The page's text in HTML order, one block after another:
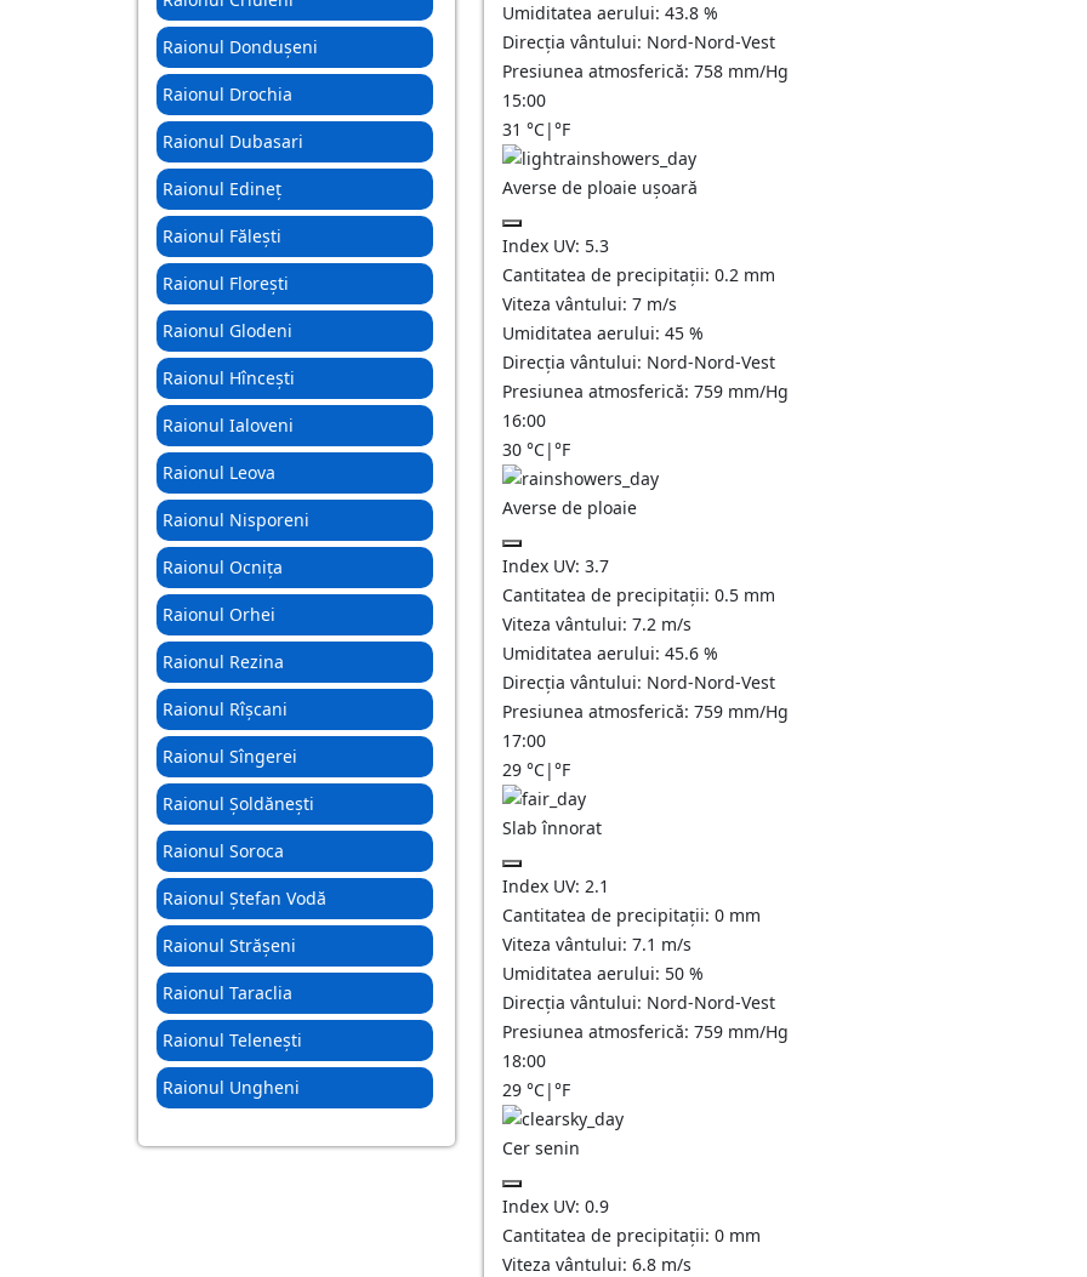
Raionul Dondușeni
Raionul Drochia
Raionul Dubasari
Raionul Edineț
Raionul Fălești
Raionul Florești
Raionul Glodeni
Raionul Hîncești
Raionul Ialoveni
Raionul Leova
Raionul Nisporeni
Raionul Ocnița
Raionul Orhei
Raionul Rezina
Raionul Rîșcani
Raionul Sîngerei
Raionul Șoldănești
Raionul Soroca
Raionul Ștefan Vodă
Raionul Strășeni
Raionul Taraclia
Raionul Telenești
Raionul Ungheni
Umiditatea aerului: 43.8 %
Direcția vântului: Nord-Nord-Vest
Presiunea atmosferică: 758 mm/Hg
15:00
31 °C|°F
Averse de ploaie ușoară
Index UV: 5.3
Cantitatea de precipitații: 0.2 mm
Viteza vântului: 7 m/s
Umiditatea aerului: 45 %
Direcția vântului: Nord-Nord-Vest
Presiunea atmosferică: 759 mm/Hg
16:00
30 °C|°F
Averse de ploaie
Index UV: 3.7
Cantitatea de precipitații: 0.5 mm
Viteza vântului: 7.2 m/s
Umiditatea aerului: 45.6 %
Direcția vântului: Nord-Nord-Vest
Presiunea atmosferică: 759 mm/Hg
17:00
29 °C|°F
Slab înnorat
Index UV: 2.1
Cantitatea de precipitații: 0 mm
Viteza vântului: 7.1 m/s
Umiditatea aerului: 50 %
Direcția vântului: Nord-Nord-Vest
Presiunea atmosferică: 759 mm/Hg
18:00
29 °C|°F
Cer senin
Index UV: 0.9
Cantitatea de precipitații: 0 mm
Viteza vântului: 6.8 m/s